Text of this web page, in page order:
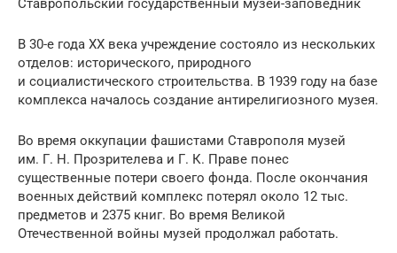
Ставропольский государственный музей-заповедник
В 30-е года XX века учреждение состояло из нескольких
отделов: исторического, природного
и социалистического строительства. В 1939 году на базе
комплекса началось создание антирелигиозного музея.
Во время оккупации фашистами Ставрополя музей
им. Г. Н. Прозрителева и Г. К. Праве понес
существенные потери своего фонда. После окончания
военных действий комплекс потерял около 12 тыс.
предметов и 2375 книг. Во время Великой
Отечественной войны музей продолжал работать.